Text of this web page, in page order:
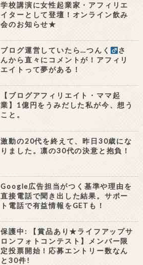
学校講演に女性起業家・アフィリエ
イターとして登壇！オンライン飲み
会のお知らせ★
ブログ運営していたら…つんく
さ
んから直々にコメントが！アフィリ
エイトって夢がある！
【ブログアフィリエイト・ママ起
業】1億円をうみだした私が今、想う
こと。
激動の20代を終えて、昨日30歳にな
りました。凛の30代の決意と抱負！
Google広告担当がつく基準や理由を
直接電話で聞き出した結果。サポー
ト電話で有益情報をGETも！
保護中: 【賞品あり★ライフアップサ
ロンフォトコンテスト】メンバー限
定投票開始！応募エントリー数なん
と30件!